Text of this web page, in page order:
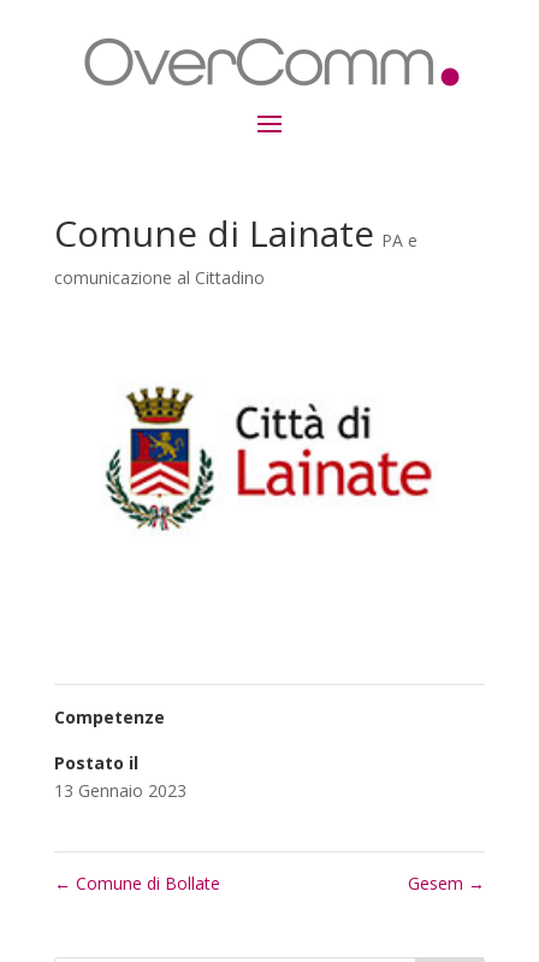
Comune di Lainate PA e
comunicazione al Cittadino
Competenze
Postato il
13 Gennaio 2023
← Comune di Bollate Gesem →